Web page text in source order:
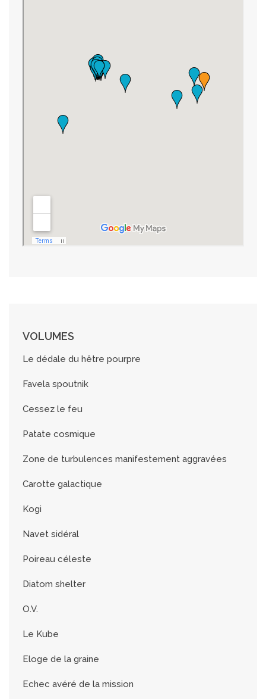
VOLUMES
Le dédale du hêtre pourpre
Favela spoutnik
Cessez le feu
Patate cosmique
Zone de turbulences manifestement aggravées
Carotte galactique
Kogi
Navet sidéral
Poireau céleste
Diatom shelter
O.V.
Le Kube
Eloge de la graine
Echec avéré de la mission